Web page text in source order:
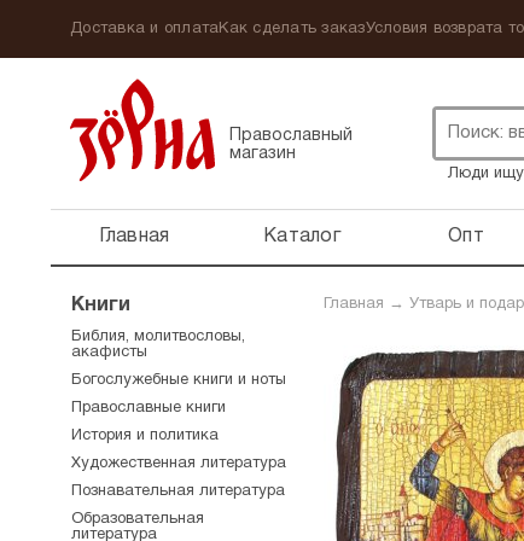
Доставка и оплатаКак сделать заказУсловия возврата
Православный
магазин
Люди
Главная Каталог Опт
Главная → Утварь и
Книги
Библия, молитвословы,
акафисты
Богослужебные книги и ноты
Православные книги
История и политика
Художественная литература
Познавательная литература
Образовательная
литература